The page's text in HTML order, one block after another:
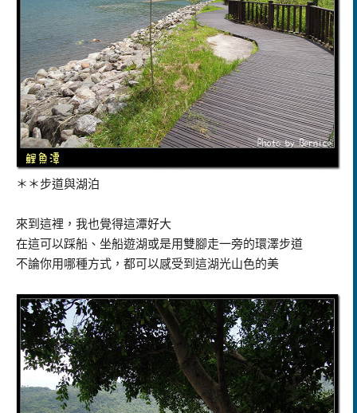
＊＊步道與湖泊
來到這裡，我也覺得這潭好大
在這可以踩船、坐船遊湖或是用雙腳走一旁的環澤步道
不論你用哪種方式，都可以感受到這湖光山色的美